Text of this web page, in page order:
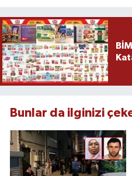
Bunlar da ilginizi